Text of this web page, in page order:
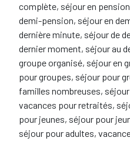
complète, séjour en
demi-pension, séjour en
dernière minute, séjour de
dernier moment, séjour au
groupe organisé, séjour en
pour groupes, séjour pour
familles nombreuses,
vacances pour retraités,
pour jeunes, séjour pour
séjour pour adultes,